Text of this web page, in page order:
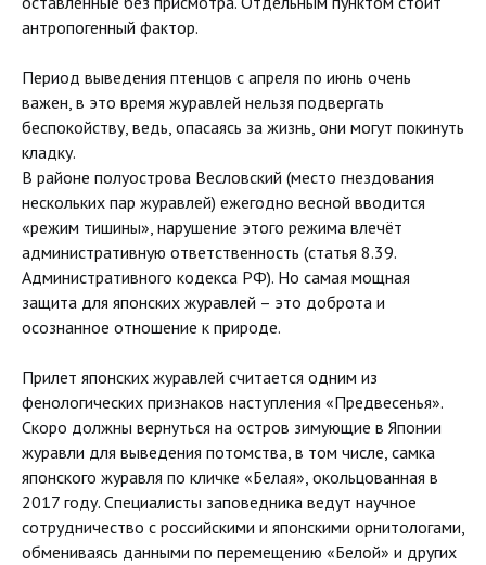
антропогенный фактор.
Период выведения птенцов с апреля по июнь очень
важен, в это время журавлей нельзя подвергать
беспокойству, ведь, опасаясь за жизнь, они могут покинуть
кладку.
В районе полуострова Весловский (место гнездования
нескольких пар журавлей) ежегодно весной вводится
«режим тишины», нарушение этого режима влечёт
административную ответственность (статья 8.39.
Административного кодекса РФ). Но самая мощная
защита для японских журавлей – это доброта и
осознанное отношение к природе.
Прилет японских журавлей считается одним из
фенологических признаков наступления «Предвесенья».
Скоро должны вернуться на остров зимующие в Японии
журавли для выведения потомства, в том числе, самка
японского журавля по кличке «Белая», окольцованная в
2017 году. Специалисты заповедника ведут научное
сотрудничество с российскими и японскими орнитологами,
обмениваясь данными по перемещению «Белой» и других